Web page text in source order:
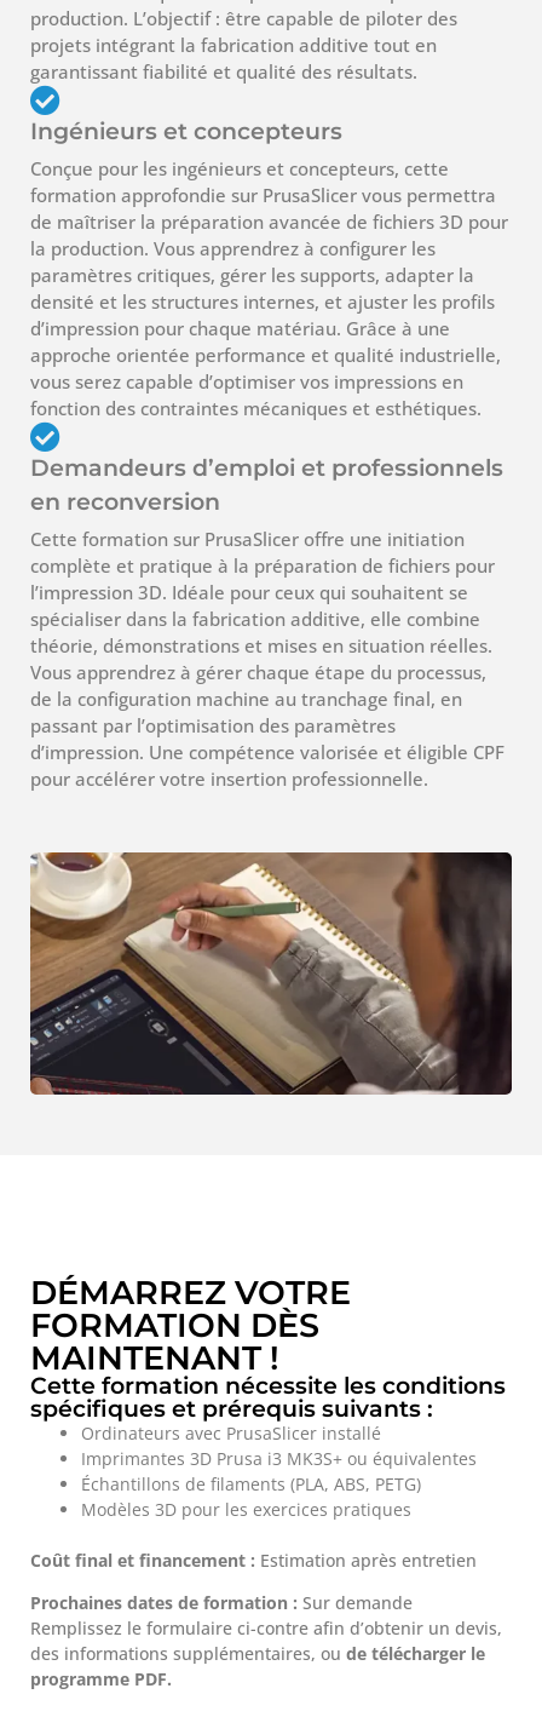
production. L’objectif : être capable de piloter des
projets intégrant la fabrication additive tout en
garantissant fiabilité et qualité des résultats.
Ingénieurs et concepteurs
Conçue pour les ingénieurs et concepteurs, cette
formation approfondie sur PrusaSlicer vous permettra
de maîtriser la préparation avancée de fichiers 3D pour
la production. Vous apprendrez à configurer les
paramètres critiques, gérer les supports, adapter la
densité et les structures internes, et ajuster les profils
d’impression pour chaque matériau. Grâce à une
approche orientée performance et qualité industrielle,
vous serez capable d’optimiser vos impressions en
fonction des contraintes mécaniques et esthétiques.
Demandeurs d’emploi et professionnels
en reconversion
Cette formation sur PrusaSlicer offre une initiation
complète et pratique à la préparation de fichiers pour
l’impression 3D. Idéale pour ceux qui souhaitent se
spécialiser dans la fabrication additive, elle combine
théorie, démonstrations et mises en situation réelles.
Vous apprendrez à gérer chaque étape du processus,
de la configuration machine au tranchage final, en
passant par l’optimisation des paramètres
d’impression. Une compétence valorisée et éligible CPF
pour accélérer votre insertion professionnelle.
DÉMARREZ VOTRE
FORMATION DÈS
MAINTENANT !
Cette formation nécessite les conditions
spécifiques et prérequis suivants :
Ordinateurs avec PrusaSlicer installé
Imprimantes 3D Prusa i3 MK3S+ ou équivalentes
Échantillons de filaments (PLA, ABS, PETG)
Modèles 3D pour les exercices pratiques
Coût final et financement : Estimation après entretien
Prochaines dates de formation : Sur demande
Remplissez le formulaire ci-contre afin d’obtenir un devis,
des informations supplémentaires, ou de télécharger le
programme PDF.